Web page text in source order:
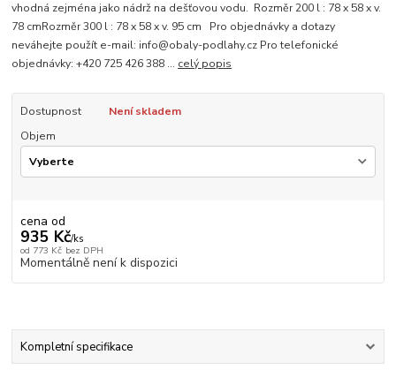
vhodná zejména jako nádrž na dešťovou vodu. Rozměr 200 l : 78 x 58 x v.
78 cmRozměr 300 l : 78 x 58 x v. 95 cm Pro objednávky a dotazy
neváhejte použít e-mail: info@obaly-podlahy.cz Pro telefonické
objednávky: +420 725 426 388 ... celý popis
Dostupnost
Není skladem
Objem
cena od
935 Kč/ks
od 773 Kč bez DPH
Momentálně není k dispozici
Kompletní specifikace